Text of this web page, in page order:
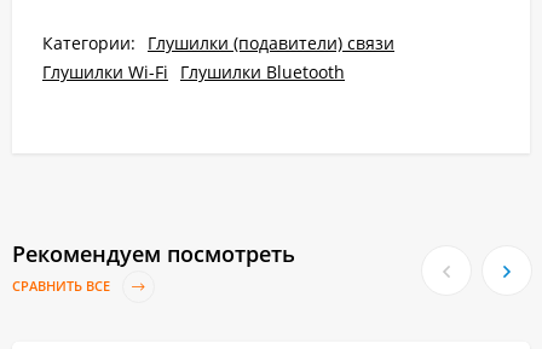
Категории:
Глушилки (подавители) связи
Глушилки Wi-Fi
Глушилки Bluetooth
Рекомендуем посмотреть
СРАВНИТЬ ВСЕ